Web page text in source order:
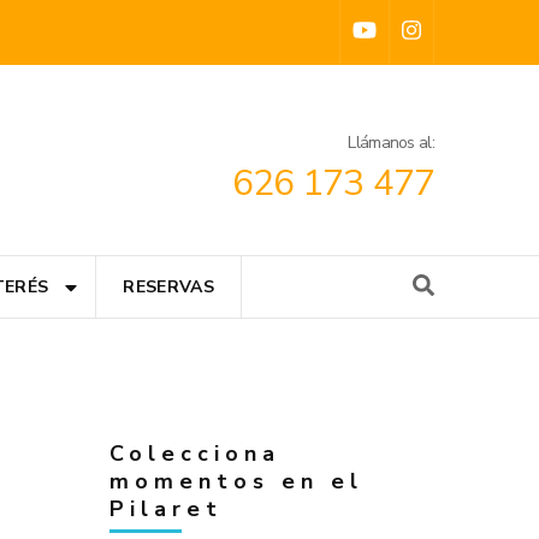
Llámanos al:
626 173 477
RESERVAS
Colecciona
momentos en el
Pilaret